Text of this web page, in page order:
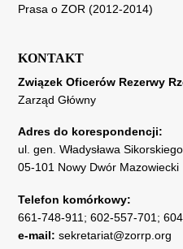
Prasa o ZOR (2012-2014)
KONTAKT
Związek Oficerów Rezerwy
Zarząd Główny
Adres do korespondencji:
ul. gen. Władysława
05-101 Nowy Dwór Mazowiecki
Telefon komórkowy:
661-748-911 ; 602-557-701 ;
e-mail: sekretariat@zorrp.org